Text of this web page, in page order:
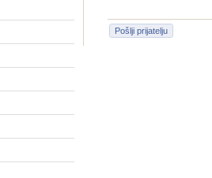
Pošlji prijatelju